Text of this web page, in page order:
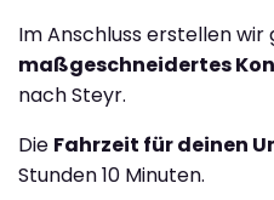
Im Anschluss erstellen
maßgeschneidertes
nach Steyr.
Die Fahrzeit für deinen
Stunden 10 Minuten.